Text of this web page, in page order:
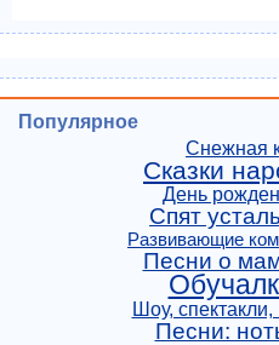
Популярное
Снежная
Сказки
День
Спят
Развивающие
Песни о
Шоу,
Песни: